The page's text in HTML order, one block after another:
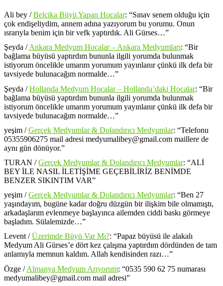
Ali bey /Belçika Büyü Yapan Hocalar: “Sınav senem olduğu için
çok endişeliydim, annem adına yazıyorum bu yorumu. Onun
ısrarıyla benim için bir vefk yaptırdık. Ali Gürses…”
Şeyda /Ankara Medyum Hocalar – Ankara Medyumları: “Bir
bağlama büyüsü yaptırdım bununla ilgili yorumda bulunmak
istiyorum öncelikle umarım yorumum yayınlanır çünkü ilk defa bir
tavsiyede bulunacağım normalde…”
Şeyda /Hollanda Medyum Hocalar – Hollanda’daki Hocalar: “Bir
bağlama büyüsü yaptırdım bununla ilgili yorumda bulunmak
istiyorum öncelikle umarım yorumum yayınlanır çünkü ilk defa bir
tavsiyede bulunacağım normalde…”
yeşim /Gerçek Medyumlar & Dolandırıcı Medyumlar: “Telefonu
05355906275 mail adresi medyumalibey@gmail.com maillere de
aynı gün dönüyor.”
TURAN /Gerçek Medyumlar & Dolandırıcı Medyumlar: “ALİ
BEY İLE NASIL İLETİŞİME GEÇEBİLİRİZ BENİMDE
BENZER SIKINTIM VAR”
yeşim /Gerçek Medyumlar & Dolandırıcı Medyumlar: “Ben 27
yaşındayım, bugüne kadar doğru düzgün bir ilişkim bile olmamıştı,
arkadaşlarım evlenmeye başlayınca ailemden ciddi baskı görmeye
başladım. Sülalemizde…”
Levent/Üzerimde Büyü Var Mı?: “Papaz büyüsü ile alakalı
Medyum Ali Gürses’e dört kez çalışma yaptırdım dördünden de tam
anlamıyla memnun kaldım. Allah kendisinden razı…”
Özge /Almanya Medyum Arıyorum: “0535 590 62 75 numarası
medyumalibey@gmail.com mail adresi”